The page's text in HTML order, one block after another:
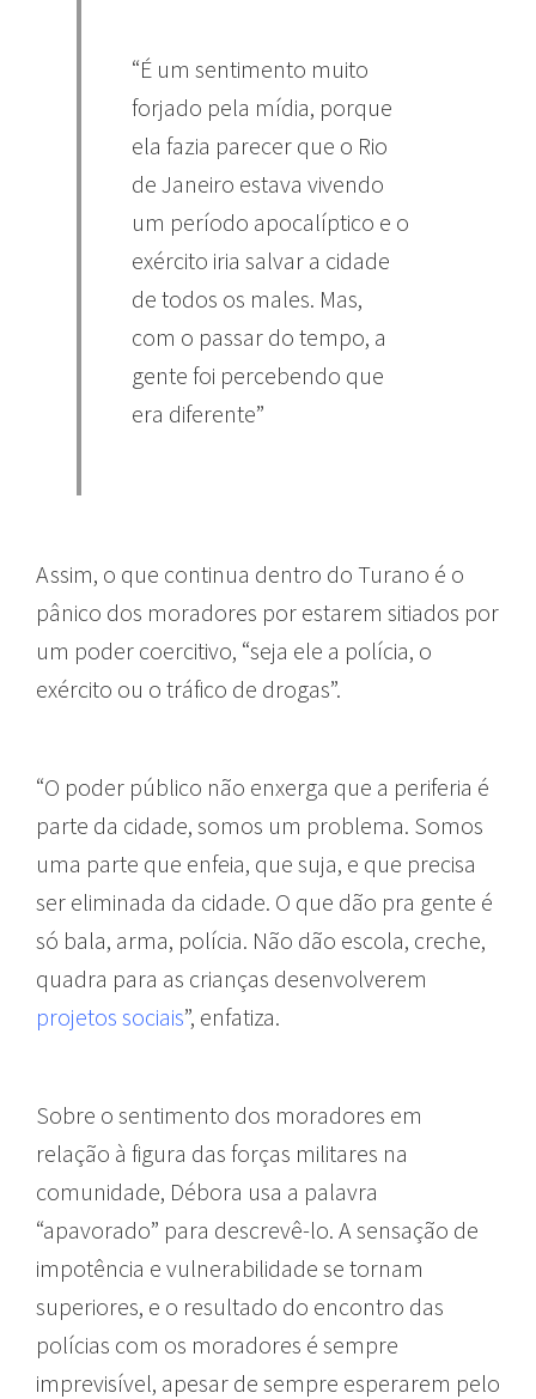
“É um sentimento muito
forjado pela mídia, porque
ela fazia parecer que o Rio
de Janeiro estava vivendo
um período apocalíptico e o
exército iria salvar a cidade
de todos os males. Mas,
com o passar do tempo, a
gente foi percebendo que
era diferente”
Assim, o que continua dentro do Turano é o
pânico dos moradores por estarem sitiados por
um poder coercitivo, “seja ele a polícia, o
exército ou o tráfico de drogas”.
“O poder público não enxerga que a periferia é
parte da cidade, somos um problema. Somos
uma parte que enfeia, que suja, e que precisa
ser eliminada da cidade. O que dão pra gente é
só bala, arma, polícia. Não dão escola, creche,
quadra para as crianças desenvolverem
projetos sociais”, enfatiza.
Sobre o sentimento dos moradores em
relação à figura das forças militares na
comunidade, Débora usa a palavra
“apavorado” para descrevê-lo. A sensação de
impotência e vulnerabilidade se tornam
superiores, e o resultado do encontro das
polícias com os moradores é sempre
imprevisível, apesar de sempre esperarem pelo